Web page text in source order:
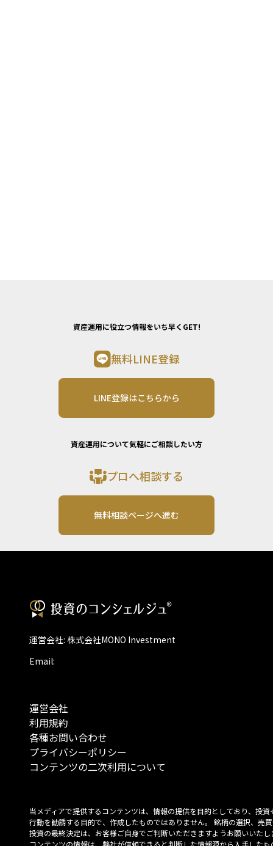
資産運用に役立つ情報をいち早くGET!
無料LINE登録
LINE登録はこちらから
資産運用について気軽にご相談したい方
プロへ相談する
無料相談ページへ進む
運営会社: 株式会社MONO Investment
Email:
運営会社
利用規約
各種お問い合わせ
プライバシーポリシー
コンテンツの二次利用について
当メディアで提供するコンテンツは、情報の提供を目的としており、投資
行動を勧誘する目的で、作成したものではありません。 銘柄の選択、売
投資の最終決定は、お客様ご自身でご判断いただきますようお願いいたし
コンテンツの情報は、弊社が信頼できると判断した情報源から入手したも